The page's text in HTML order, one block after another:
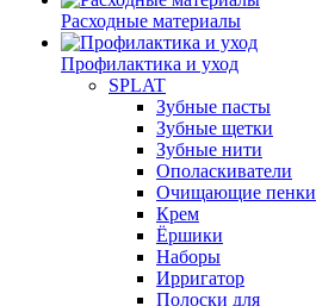
Расходные материалы
Профилактика и уход
SPLAT
Зубные пасты
Зубные щетки
Зубные нити
Ополаскиватели
Очищающие пенки
Крем
Ёршики
Наборы
Ирригатор
Полоски для